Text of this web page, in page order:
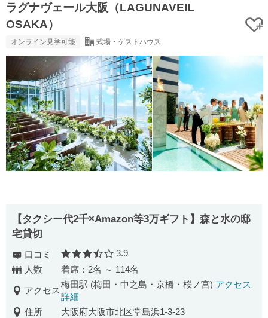
ラグナヴェール大阪（LAGUNAVEIL
OSAKA）
オンライン見学可能 式場・ゲストハウス
【タクシー代2千×Amazon等3万ギフト】森と水の邸
宅貸切
口コミ 口コミ評価
3.9
人数
着席：2名 ～ 114名
アクセス
梅田駅 (梅田・中之島・京橋・桜ノ宮) アクセス
詳細
住所
大阪府大阪市北区堂島浜1-3-23